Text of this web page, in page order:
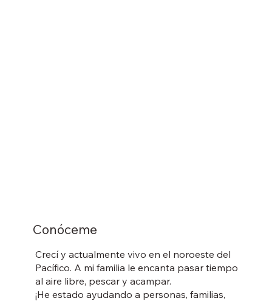
Crecí y actualmente vivo en el noroeste del
Pacífico. A mi familia le encanta pasar tiempo
al aire libre, pescar y acampar.
¡He estado ayudando a personas, familias,
Conóceme